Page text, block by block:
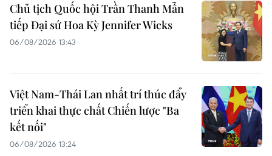
Chủ tịch Quốc hội Trần Thanh Mẫn
tiếp Đại sứ Hoa Kỳ Jennifer Wicks
06/08/2026 13:43
Việt Nam-Thái Lan nhất trí thúc đẩy
triển khai thực chất Chiến lược "Ba
kết nối"
06/08/2026 13:24